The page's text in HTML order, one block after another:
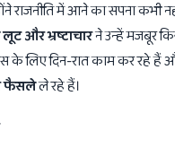
राजनीति में आने का सपना कभी
लूट और भ्रष्टाचारने उन्हें मजबूर
के लिए दिन-रात काम कर रहे हैं
फैसलेले रहे हैं।